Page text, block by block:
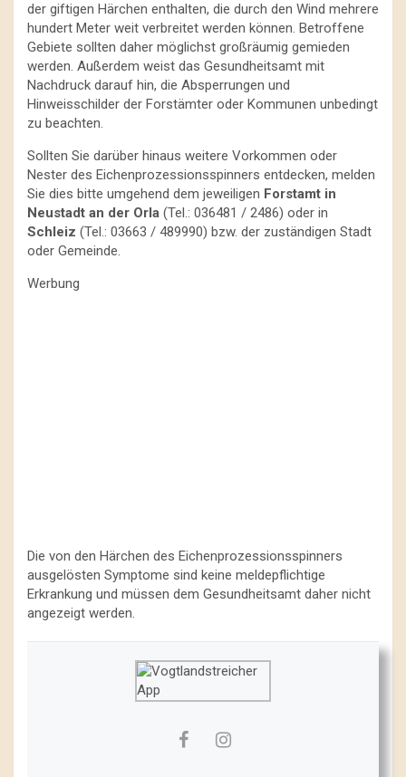
der giftigen Härchen enthalten, die durch den Wind mehrere
hundert Meter weit verbreitet werden können. Betroffene
Gebiete sollten daher möglichst großräumig gemieden
werden. Außerdem weist das Gesundheitsamt mit
Nachdruck darauf hin, die Absperrungen und
Hinweisschilder der Forstämter oder Kommunen unbedingt
zu beachten.
Sollten Sie darüber hinaus weitere Vorkommen oder
Nester des Eichenprozessionsspinners entdecken, melden
Sie dies bitte umgehend dem jeweiligen Forstamt in
Neustadt an der Orla (Tel.: 036481 / 2486) oder in
Schleiz (Tel.: 03663 / 489990) bzw. der zuständigen Stadt
oder Gemeinde.
Werbung
Die von den Härchen des Eichenprozessionsspinners
ausgelösten Symptome sind keine meldepflichtige
Erkrankung und müssen dem Gesundheitsamt daher nicht
angezeigt werden.